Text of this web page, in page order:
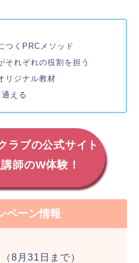
つくPRCメソッド
それぞれの役割を担う
リジナル教材
える
ラブの公式サイト
師のW体験！
ペーン情報
8月31日まで）